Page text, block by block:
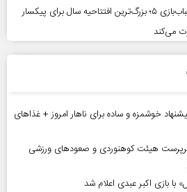
برای پیکسار
می‌کند
چی درست کنم؟ | ۲۰ پیشنهاد خوشمزه و ساده برای ناهار امروز + غذاهای
هیئت کوهنوردی و صعودهای ورزشی
بازی اکبر عبدی اعلام شد